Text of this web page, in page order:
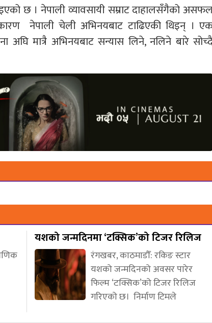
छ । नेपाली व्यावसायी सम्राट दाहालसँगैको
नेपाली चेली अभिनयबाट टाढिएकी थिइन् ।
अघि मात्रै अभिनयबाट सन्यास लिने, नलिने बारे
यशको जन्मदिनमा ‘टक्सिक’को टिजर रिलिज
रंगखबर, काठमाडौँ: रकिङ स्टार
यशको जन्मदिनको अवसर पारेर
फिल्म ‘टक्सिक’को टिजर रिलिज
गरिएको छ। निर्माण टिमले